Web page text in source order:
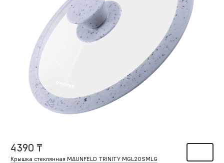
4390 ₸
Крышка стеклянная MAUNFELD TRINITY MGL20SMLG